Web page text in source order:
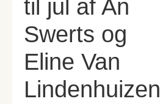
til jul af An
Swerts og
Eline Van
Lindenhuizen